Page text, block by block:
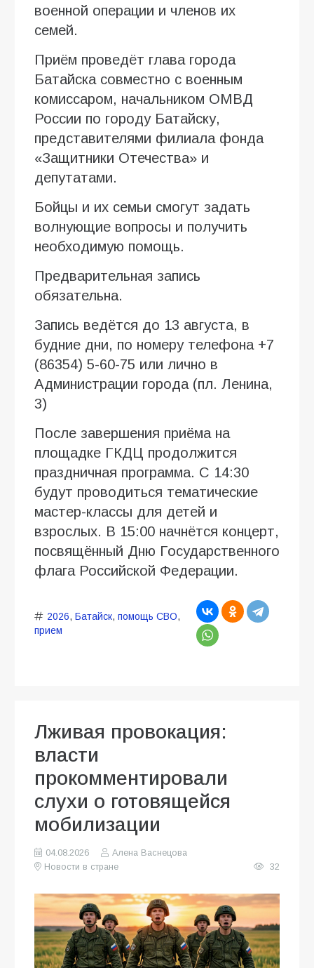
военной операции и членов их
семей.
Приём проведёт глава города
Батайска совместно с военным
комиссаром, начальником ОМВД
России по городу Батайску,
представителями филиала фонда
«Защитники Отечества» и
депутатами.
Бойцы и их семьи смогут задать
волнующие вопросы и получить
необходимую помощь.
Предварительная запись
обязательна.
Запись ведётся до 13 августа, в
будние дни, по номеру телефона +7
(86354) 5-60-75 или лично в
Администрации города (пл. Ленина,
3)
После завершения приёма на
площадке ГКДЦ продолжится
праздничная программа. С 14:30
будут проводиться тематические
мастер-классы для детей и
взрослых. В 15:00 начнётся концерт,
посвящённый Дню Государственного
флага Российской Федерации.
2026, Батайск, помощь СВО,
прием
Лживая провокация:
власти
прокомментировали
слухи о готовящейся
мобилизации
04.08.2026
Алена Васнецова
Новости в стране
32